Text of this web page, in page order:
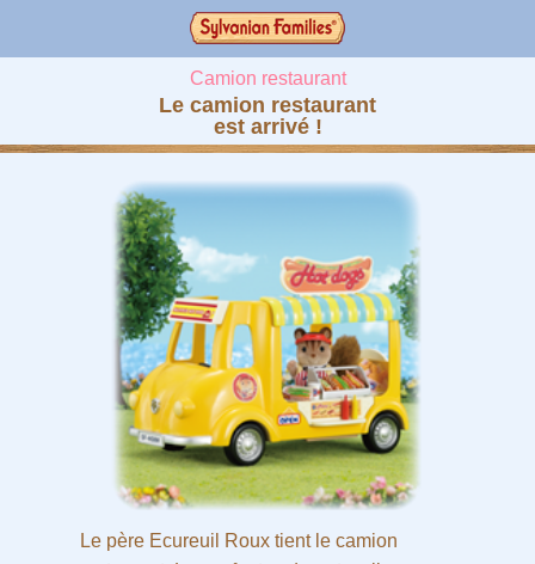
Camion restaurant
Le camion restaurant
est arrivé !
Le père Ecureuil Roux tient le camion